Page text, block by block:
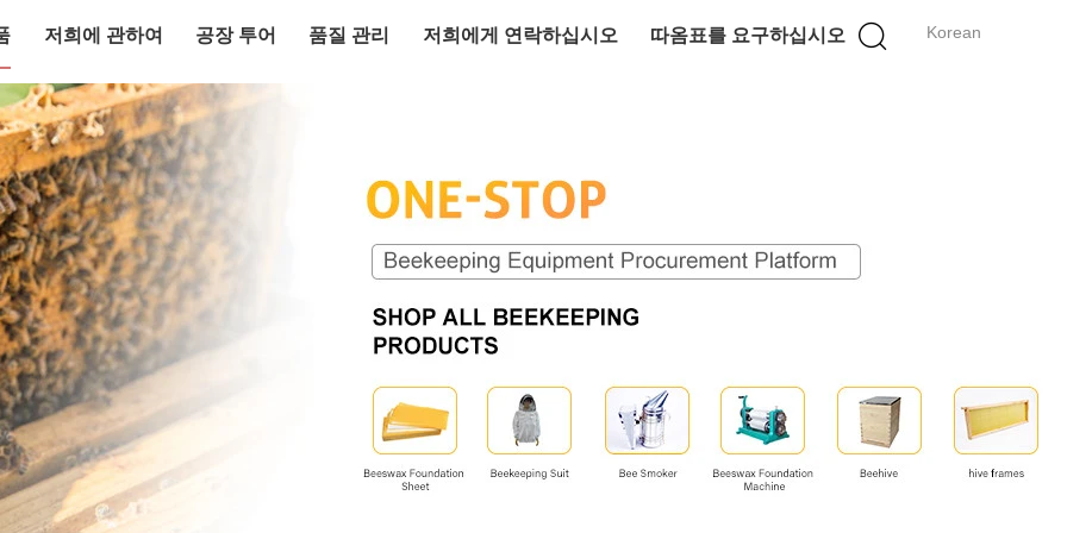
Korean
저희에 관하여 공장 투어 품질 관리 저희에게 연락하십시오 따옴표를 요구하십시오